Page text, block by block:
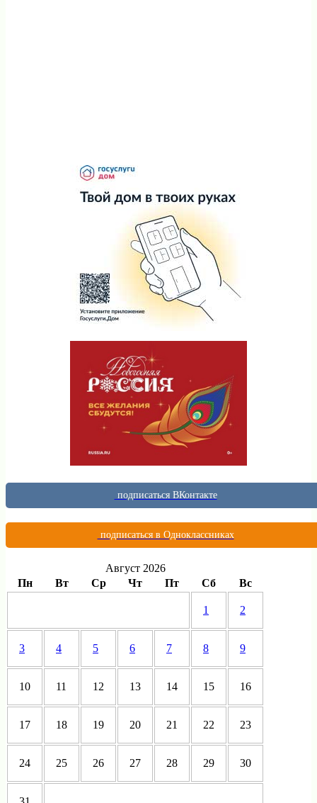
подписаться ВКонтакте
подписаться в Одноклассниках
Август 2026
Пн
Вт Ср Чт Пт Сб Вс
1 2
3 4 5 6 7 8 9
10 11 12 13 14 15 16
17 18 19 20 21 22 23
24 25 26 27 28 29 30